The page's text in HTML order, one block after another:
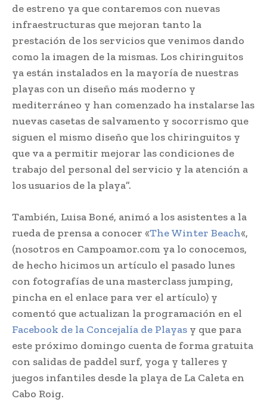
de estreno ya que contaremos con nuevas
infraestructuras que mejoran tanto la
prestación de los servicios que venimos dando
como la imagen de la mismas. Los chiringuitos
ya están instalados en la mayoría de nuestras
playas con un diseño más moderno y
mediterráneo y han comenzado ha instalarse las
nuevas casetas de salvamento y socorrismo que
siguen el mismo diseño que los chiringuitos y
que va a permitir mejorar las condiciones de
trabajo del personal del servicio y la atención a
los usuarios de la playa”.
También, Luisa Boné, animó a los asistentes a la
rueda de prensa a conocer «The Winter Beach«,
(nosotros en Campoamor.com ya lo conocemos,
de hecho hicimos un artículo el pasado lunes
con fotografías de una masterclass jumping,
pincha en el enlace para ver el artículo) y
comentó que actualizan la programación en el
Facebook de la Concejalía de Playas y que para
este próximo domingo cuenta de forma gratuita
con salidas de paddel surf, yoga y talleres y
juegos infantiles desde la playa de La Caleta en
Cabo Roig.